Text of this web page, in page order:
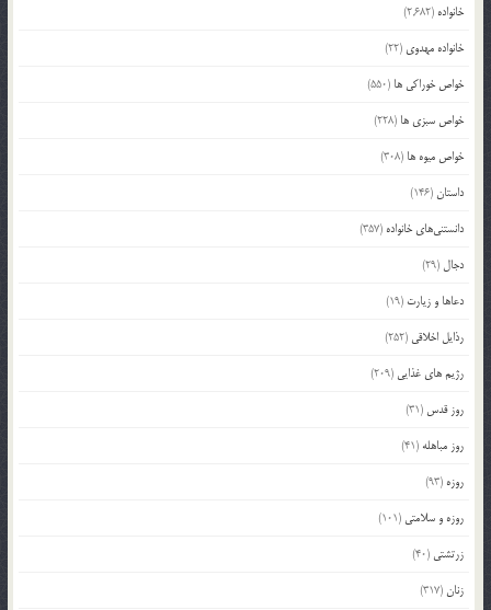
خانواده (2,682)
خانواده مهدوی (22)
خواص خوراکی ها (550)
خواص سبزی ها (228)
خواص میوه ها (308)
داستان(146)
دانستنی‌های خانواده (357)
دجال (29)
دعاها و زیارت (19)
رذایل اخلاقی (252)
رژیم های غذایی (209)
روز قدس (31)
روز مباهله (41)
روزه (93)
روزه و سلامتی (101)
زرتشتی (40)
زنان(317)